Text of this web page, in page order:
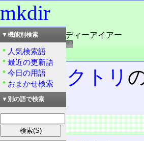
mkdir
読み：エムケイ・ディーアイアー
外語：mkdir
品詞：商品名
ディレクトリ
ド。
概要
▼機能別検索
人気検索語
最近の更新語
今日の用語
おまかせ検索
▼別の語で検索